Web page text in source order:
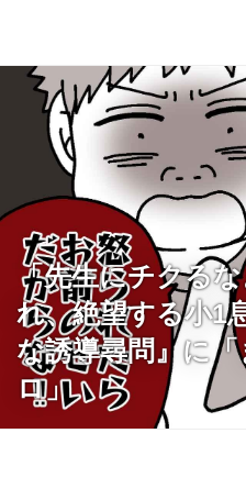
「先生にチクる
れ、絶望する小1
な誘導尋問』に
ロ」